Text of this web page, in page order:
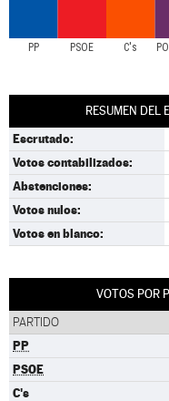
PP PSOE C's
RESUMEN DEL
Escrutado:
Votos contabilizados:
Abstenciones:
Votos nulos:
Votos en blanco:
VOTOS POR
PARTIDO
PP
PSOE
C's